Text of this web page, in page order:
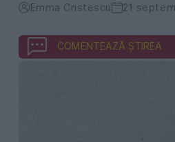
Emma Cristescu 21
COMENTEAZĂ ȘTIREA